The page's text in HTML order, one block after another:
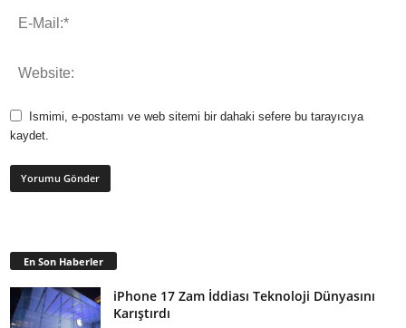
Ismimi, e-postamı ve web sitemi bir dahaki sefere bu tarayıcıya
kaydet.
En Son Haberler
iPhone 17 Zam İddiası Teknoloji Dünyasını
Karıştırdı